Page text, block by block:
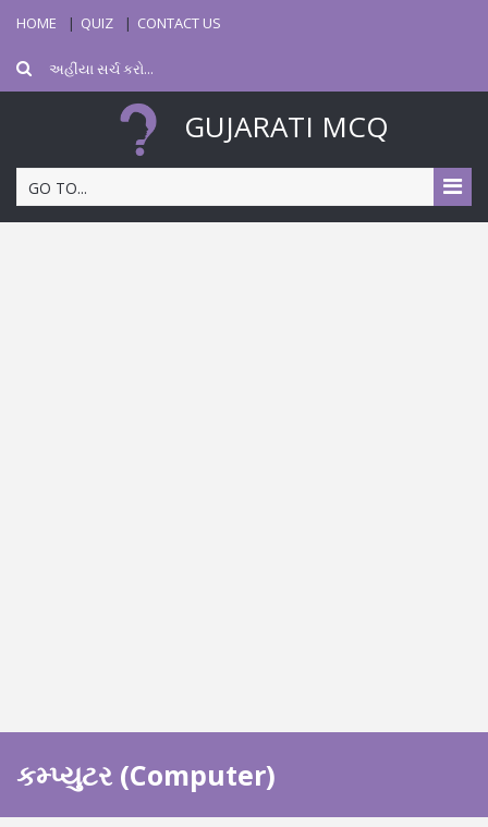
HOME QUIZ CONTACT US
GUJARATI MCQ
GO TO...
કમ્પ્યુટર (Computer)